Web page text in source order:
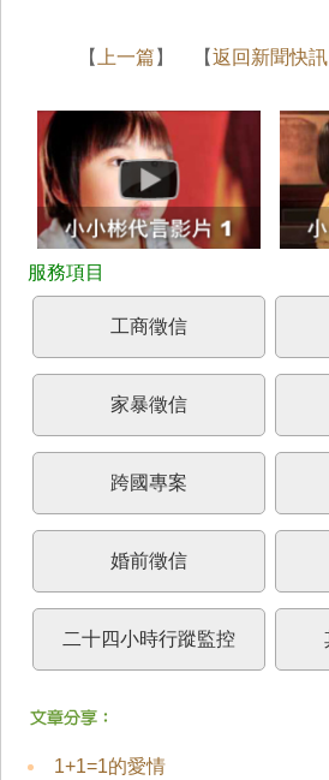
【 上一篇 】 【返回新聞快訊
工商徵信
家暴徵信
跨國專案
婚前徵信
二十四小時行蹤監控
1+1=1的愛情